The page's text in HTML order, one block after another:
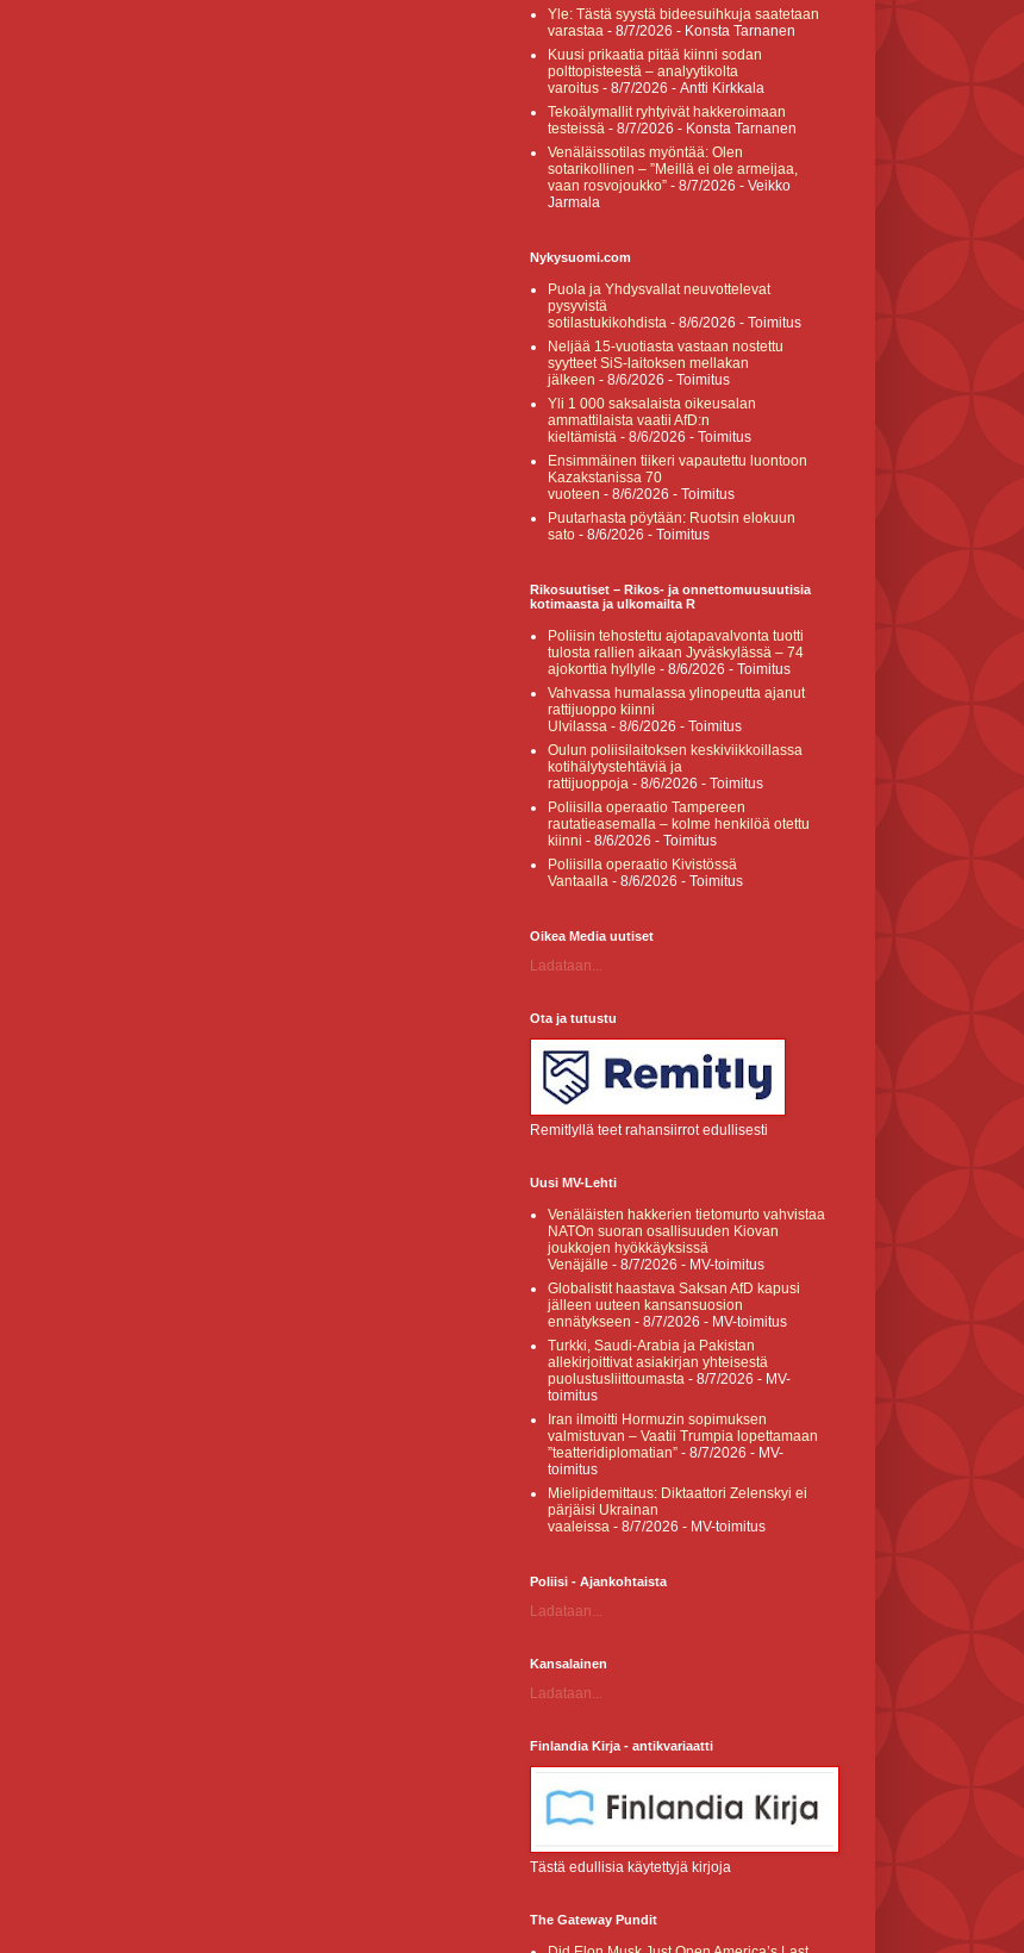
Yle: Tästä syystä bideesuihkuja saatetaan
varastaa - 8/7/2026 - Konsta Tarnanen
Kuusi prikaatia pitää kiinni sodan
polttopisteestä – analyytikolta
varoitus - 8/7/2026 - Antti Kirkkala
Tekoälymallit ryhtyivät hakkeroimaan
testeissä - 8/7/2026 - Konsta Tarnanen
Venäläissotilas myöntää: Olen
sotarikollinen – ”Meillä ei ole armeijaa,
vaan rosvojoukko” - 8/7/2026 - Veikko
Jarmala
Nykysuomi.com
Puola ja Yhdysvallat neuvottelevat
pysyvistä
sotilastukikohdista - 8/6/2026 - Toimitus
Neljää 15-vuotiasta vastaan nostettu
syytteet SiS-laitoksen mellakan
jälkeen - 8/6/2026 - Toimitus
Yli 1 000 saksalaista oikeusalan
ammattilaista vaatii AfD:n
kieltämistä - 8/6/2026 - Toimitus
Ensimmäinen tiikeri vapautettu luontoon
Kazakstanissa 70
vuoteen - 8/6/2026 - Toimitus
Puutarhasta pöytään: Ruotsin elokuun
sato - 8/6/2026 - Toimitus
Rikosuutiset – Rikos- ja onnettomuusuutisia
kotimaasta ja ulkomailta R
Poliisin tehostettu ajotapavalvonta tuotti
tulosta rallien aikaan Jyväskylässä – 74
ajokorttia hyllylle - 8/6/2026 - Toimitus
Vahvassa humalassa ylinopeutta ajanut
rattijuoppo kiinni
Ulvilassa - 8/6/2026 - Toimitus
Oulun poliisilaitoksen keskiviikkoillassa
kotihälytystehtäviä ja
rattijuoppoja - 8/6/2026 - Toimitus
Poliisilla operaatio Tampereen
rautatieasemalla – kolme henkilöä otettu
kiinni - 8/6/2026 - Toimitus
Poliisilla operaatio Kivistössä
Vantaalla - 8/6/2026 - Toimitus
Oikea Media uutiset
Ladataan...
Ota ja tutustu
Remitlyllä teet rahansiirrot edullisesti
Uusi MV-Lehti
Venäläisten hakkerien tietomurto vahvistaa
NATOn suoran osallisuuden Kiovan
joukkojen hyökkäyksissä
Venäjälle - 8/7/2026 - MV-toimitus
Globalistit haastava Saksan AfD kapusi
jälleen uuteen kansansuosion
ennätykseen - 8/7/2026 - MV-toimitus
Turkki, Saudi-Arabia ja Pakistan
allekirjoittivat asiakirjan yhteisestä
puolustusliittoumasta - 8/7/2026 - MV-
toimitus
Iran ilmoitti Hormuzin sopimuksen
valmistuvan – Vaatii Trumpia lopettamaan
”teatteridiplomatian” - 8/7/2026 - MV-
toimitus
Mielipidemittaus: Diktaattori Zelenskyi ei
pärjäisi Ukrainan
vaaleissa - 8/7/2026 - MV-toimitus
Poliisi - Ajankohtaista
Ladataan...
Kansalainen
Ladataan...
Finlandia Kirja - antikvariaatti
Tästä edullisia käytettyjä kirjoja
The Gateway Pundit